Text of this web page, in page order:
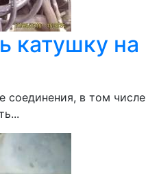
катушку на
соединения, в том числе